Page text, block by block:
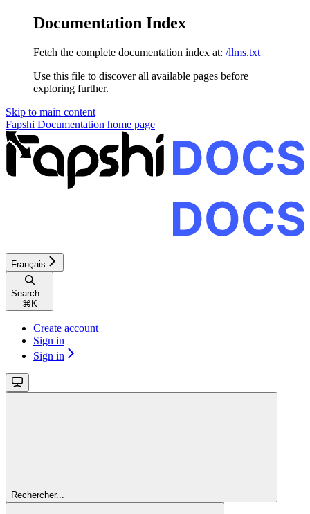
Documentation Index
Fetch the complete documentation index at: /llms.txt
Use this file to discover all available pages before
exploring further.
Skip to main content
Fapshi Documentation home page
Français
Search...
⌘ K
Create account
Sign in
Sign in
Rechercher...